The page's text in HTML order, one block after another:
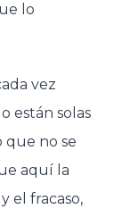
lo
vez
están solas
que no se
aquí la
el fracaso,